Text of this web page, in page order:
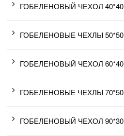
ГОБЕЛЕНОВЫЙ ЧЕХОЛ 40*40
ГОБЕЛЕНОВЫЕ ЧЕХЛЫ 50*50
ГОБЕЛЕНОВЫЙ ЧЕХОЛ 60*40
ГОБЕЛЕНОВЫЕ ЧЕХЛЫ 70*50
ГОБЕЛЕНОВЫЙ ЧЕХОЛ 90*30